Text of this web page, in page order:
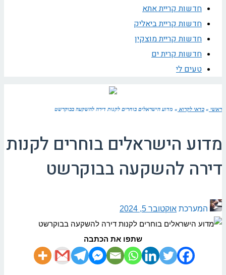
חדשות קריית אתא
חדשות קריית ביאליק
חדשות קריית מוצקין
חדשות קרית ים
טעים לי
ראשי » כדאי לקרוא » מדוע הישראלים בוחרים לקנות דירה להשקעה בבוקרשט
מדוע הישראלים בוחרים לקנות
דירה להשקעה בבוקרשט
המערכת אוקטובר 5, 2024
שתפו את הכתבה